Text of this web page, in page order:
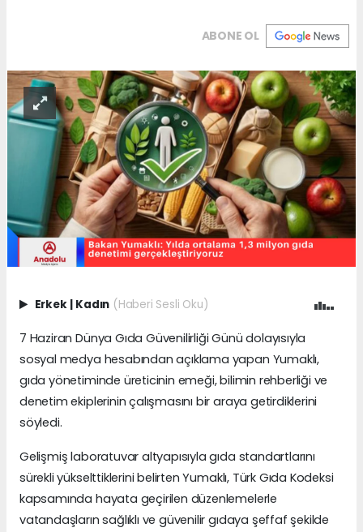
ABONE OL
Erkek | Kadın (Haberi Sesli Oku)
7 Haziran Dünya Gıda Güvenilirliği Günü dolayısıyla
sosyal medya hesabından açıklama yapan Yumaklı,
gıda yönetiminde üreticinin emeği, bilimin rehberliği ve
denetim ekiplerinin çalışmasını bir araya getirdiklerini
söyledi.
Gelişmiş laboratuvar altyapısıyla gıda standartlarını
sürekli yükselttiklerini belirten Yumaklı, Türk Gıda Kodeksi
kapsamında hayata geçirilen düzenlemelerle
vatandaşların sağlıklı ve güvenilir gıdaya şeffaf şekilde